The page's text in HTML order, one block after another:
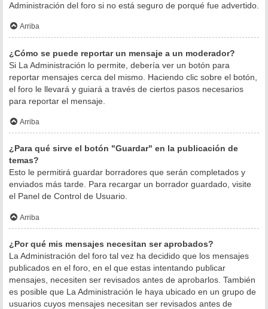
Administración del foro si no está seguro de porqué fue advertido.
Arriba
¿Cómo se puede reportar un mensaje a un moderador?
Si La Administración lo permite, debería ver un botón para
reportar mensajes cerca del mismo. Haciendo clic sobre el botón,
el foro le llevará y guiará a través de ciertos pasos necesarios
para reportar el mensaje.
Arriba
¿Para qué sirve el botón "Guardar" en la publicación de
temas?
Esto le permitirá guardar borradores que serán completados y
enviados más tarde. Para recargar un borrador guardado, visite
el Panel de Control de Usuario.
Arriba
¿Por qué mis mensajes necesitan ser aprobados?
La Administración del foro tal vez ha decidido que los mensajes
publicados en el foro, en el que estas intentando publicar
mensajes, necesiten ser revisados antes de aprobarlos. También
es posible que La Administración le haya ubicado en un grupo de
usuarios cuyos mensajes necesitan ser revisados antes de